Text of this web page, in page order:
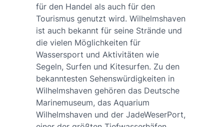
für den Handel als auch für den
Tourismus genutzt wird. Wilhelmshaven
ist auch bekannt für seine Strände und
die vielen Möglichkeiten für
Wassersport und Aktivitäten wie
Segeln, Surfen und Kitesurfen. Zu den
bekanntesten Sehenswürdigkeiten in
Wilhelmshaven gehören das Deutsche
Marinemuseum, das Aquarium
Wilhelmshaven und der JadeWeserPort,